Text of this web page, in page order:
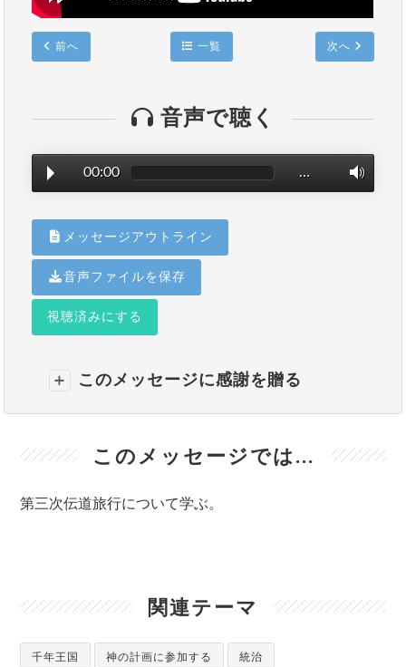
前へ 一覧 次へ
音声で聴く
00:00 …
メッセージアウトライン
音声ファイルを保存
視聴済みにする
このメッセージに感謝を贈る
このメッセージでは...
第三次伝道旅行について学ぶ。
関連テーマ
千年王国 神の計画に参加する 統治